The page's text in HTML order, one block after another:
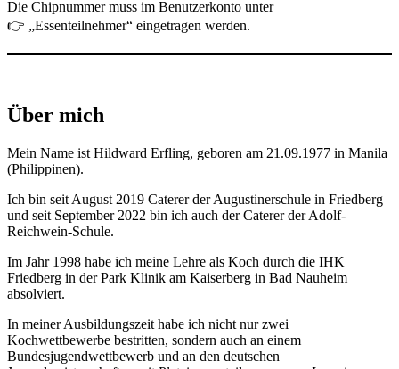
Die Chipnummer muss im Benutzerkonto unter
👉 „Essenteilnehmer“ eingetragen werden.
Über mich
Mein Name ist Hildward Erfling, geboren am 21.09.1977 in Manila
(Philippinen).
Ich bin seit August 2019 Caterer der Augustinerschule in Friedberg
und seit September 2022 bin ich auch der Caterer der Adolf-
Reichwein-Schule.
Im Jahr 1998 habe ich meine Lehre als Koch durch die IHK
Friedberg in der Park Klinik am Kaiserberg in Bad Nauheim
absolviert.
In meiner Ausbildungszeit habe ich nicht nur zwei
Kochwettbewerbe bestritten, sondern auch an einem
Bundesjugendwettbewerb und an den deutschen